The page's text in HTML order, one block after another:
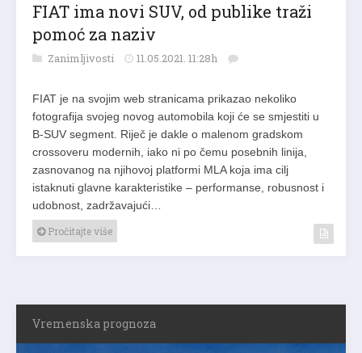
FIAT ima novi SUV, od publike traži
pomoć za naziv
Zanimljivosti 11.05.2021. 11:28h
FIAT je na svojim web stranicama prikazao nekoliko
fotografija svojeg novog automobila koji će se smjestiti u
B-SUV segment. Riječ je dakle o malenom gradskom
crossoveru modernih, iako ni po čemu posebnih linija,
zasnovanog na njihovoj platformi MLA koja ima cilj
istaknuti glavne karakteristike – performanse, robusnost i
udobnost, zadržavajući…
Pročitajte više
Vremenska prognoza